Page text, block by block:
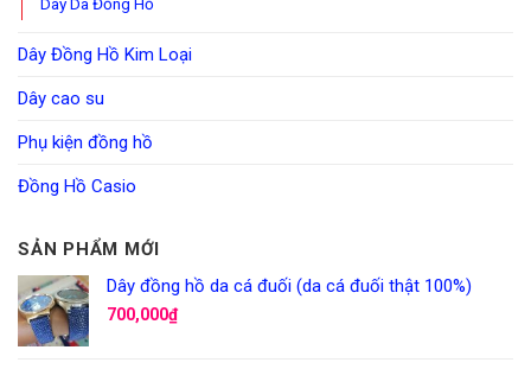
Dây Da Đồng Hồ
Dây Đồng Hồ Kim Loại
Dây cao su
Phụ kiện đồng hồ
Đồng Hồ Casio
SẢN PHẨM MỚI
Dây đồng hồ da cá đuối (da cá đuối thật 100%)
700,000₫